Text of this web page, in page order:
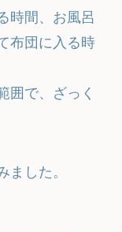
時間、お風呂
布団に入る時
囲で、ざっく
ました。